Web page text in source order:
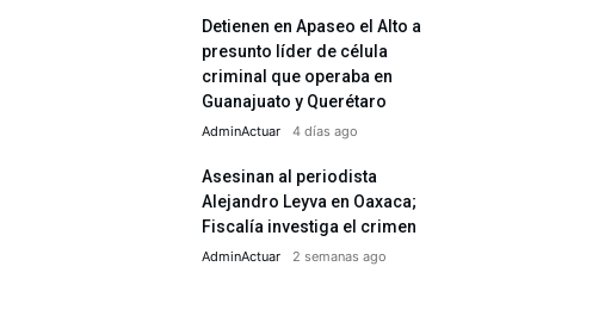
Detienen en Apaseo el Alto a
presunto líder de célula
criminal que operaba en
Guanajuato y Querétaro
AdminActuar 4 días ago
Asesinan al periodista
Alejandro Leyva en Oaxaca;
Fiscalía investiga el crimen
AdminActuar 2 semanas ago